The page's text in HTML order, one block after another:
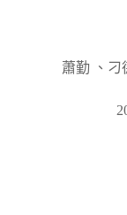
蕭勤 、刁